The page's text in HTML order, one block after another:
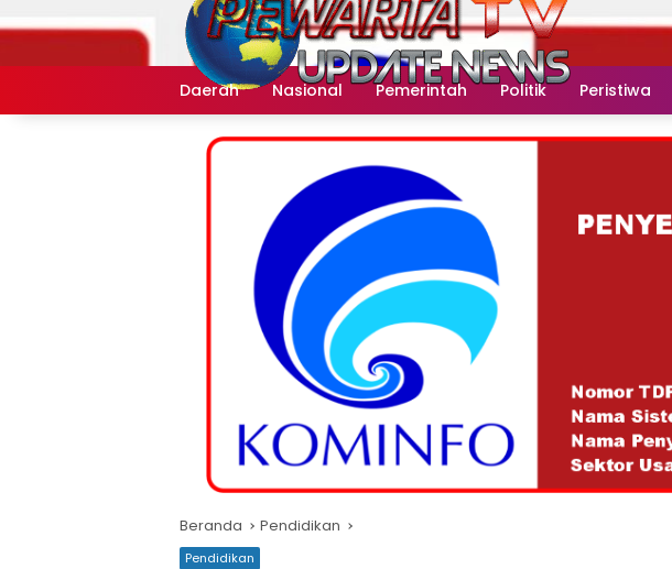
ke
Daerah Nasional Pemerintah Politik Peristiwa
Beranda Pendidikan
Pendidikan